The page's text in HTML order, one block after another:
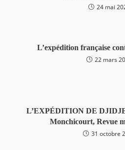
24 mai
L’expédition française
22 mars
L’EXPÉDITION DE
Monchicourt, Revue
31 octobre